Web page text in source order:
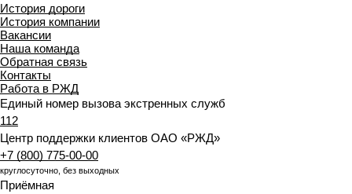
История дороги
История компании
Вакансии
Наша команда
Обратная связь
Контакты
Работа в РЖД
Единый номер вызова экстренных служб
112
Центр поддержки клиентов ОАО «РЖД»
+7 (800) 775-00-00
круглосуточно, без выходных
Приёмная